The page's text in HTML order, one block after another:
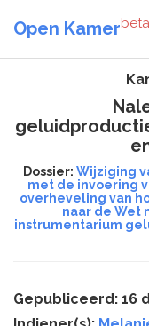
Open Kamerbeta
Dossier: Wijziging
met de invoering
overheveling van
naar de Wet
instrumentarium
Gepubliceerd: 16